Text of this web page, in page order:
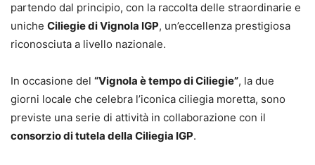
partendo dal principio, con la raccolta delle straordinarie e
uniche Ciliegie di Vignola IGP, un’eccellenza prestigiosa
riconosciuta a livello nazionale.
In occasione del “Vignola è tempo di Ciliegie”, la due
giorni locale che celebra l’iconica ciliegia moretta, sono
previste una serie di attività in collaborazione con il
consorzio di tutela della Ciliegia IGP.